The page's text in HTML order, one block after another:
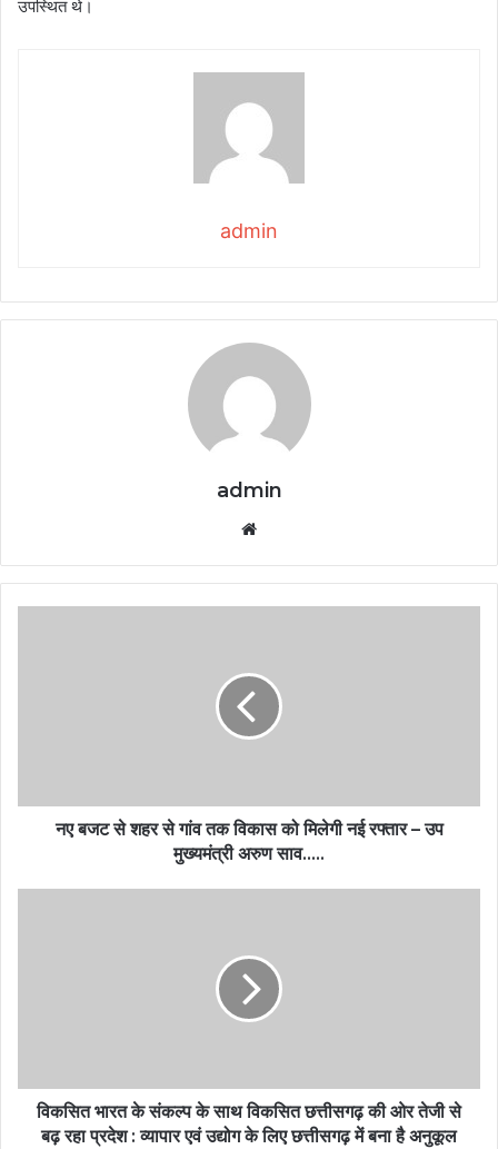
उपस्थित थे।
admin
admin
नए बजट से शहर से गांव तक विकास को मिलेगी नई रफ्तार – उप
मुख्यमंत्री अरुण साव…..
विकसित भारत के संकल्प के साथ विकसित छत्तीसगढ़ की ओर तेजी से
बढ़ रहा प्रदेश : व्यापार एवं उद्योग के लिए छत्तीसगढ़ में बना है अनुकूल